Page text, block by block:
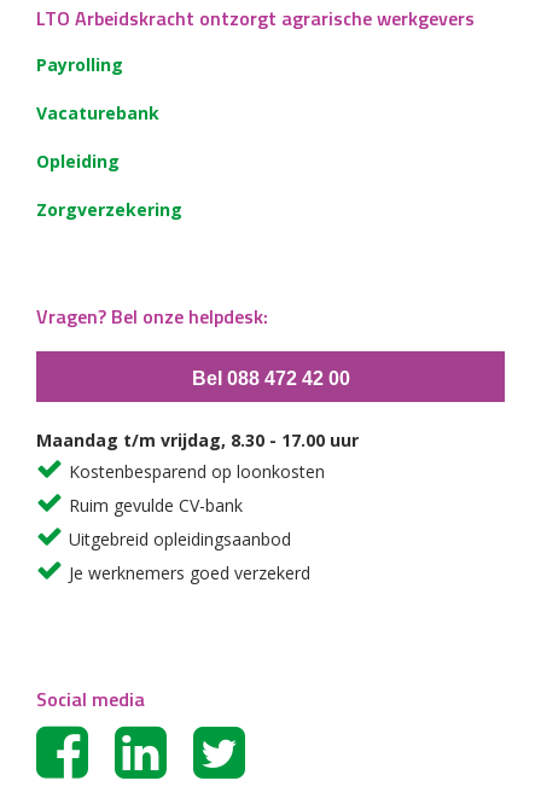
LTO Arbeidskracht ontzorgt agrarische werkgevers
Payrolling
Vacaturebank
Opleiding
Zorgverzekering
Vragen? Bel onze helpdesk:
Bel 088 472 42 00
Maandag t/m vrijdag, 8.30 - 17.00 uur
Kostenbesparend op loonkosten
Ruim gevulde CV-bank
Uitgebreid opleidingsaanbod
Je werknemers goed verzekerd
Social media